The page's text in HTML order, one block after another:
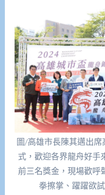
圖/高雄市長陳其邁出
式，歡迎各界龍舟好手
前三名獎金，現場歡呼
拳擦掌、躍躍欲